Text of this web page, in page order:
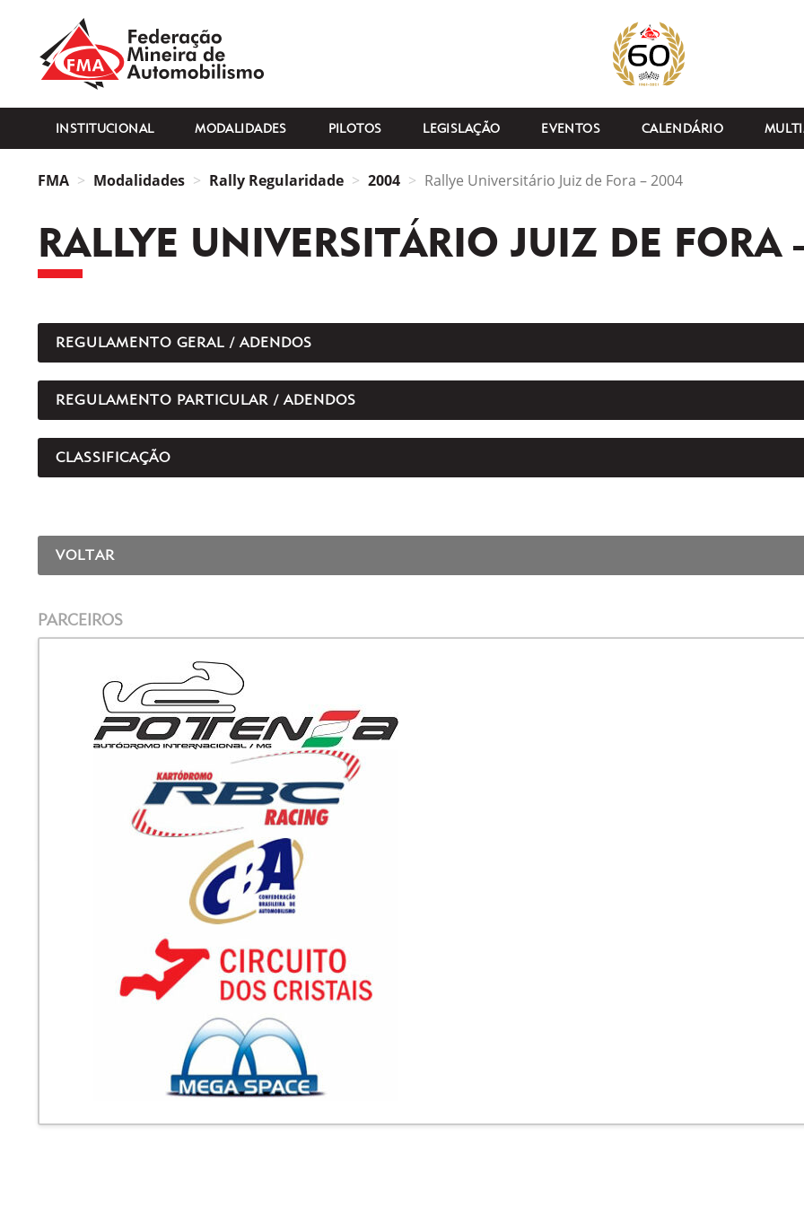
INSTITUCIONAL MODALIDADES PILOTOS LEGISLAÇÃO EVENTOS CALENDÁRIO
FMA Modalidades Rally Regularidade 2004 Rallye Universitário Juiz de Fora – 2004
RALLYE UNIVERSITÁRIO JUIZ DE FORA
REGULAMENTO GERAL / ADENDOS
REGULAMENTO PARTICULAR / ADENDOS
CLASSIFICAÇÃO
VOLTAR
PARCEIROS